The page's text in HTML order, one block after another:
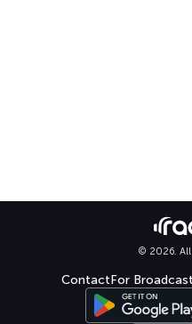
© 2026. All
ContactFor